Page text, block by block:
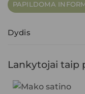
PAPILDOMA
Dydis
Lankytojai taip